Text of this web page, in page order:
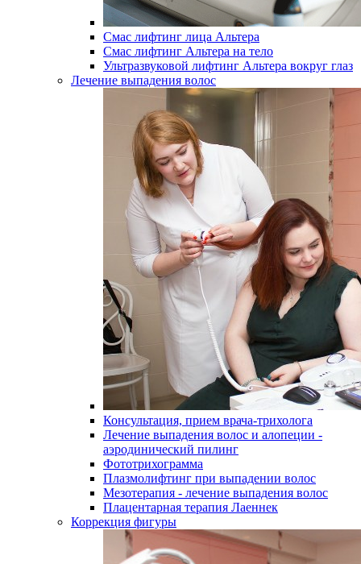
Смас лифтинг лица Альтера
Смас лифтинг Альтера на тело
Ультразвуковой лифтинг Альтера вокруг глаз
Лечение выпадения волос
Консультация, прием врача-трихолога
Лечение выпадения волос и алопеции -
аэродинический пилинг
Фототрихограмма
Плазмолифтинг при выпадении волос
Мезотерапия - лечение выпадения волос
Плацентарная терапия Лаеннек
Коррекция фигуры